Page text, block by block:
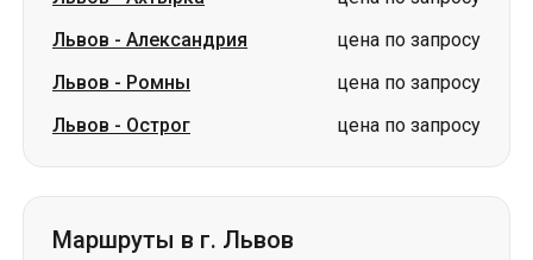
Львов - Александрия
цена по запросу
Львов - Ромны
цена по запросу
Львов - Острог цена по запросу
Маршруты в г. Львов